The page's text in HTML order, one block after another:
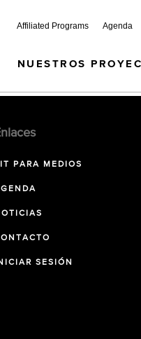
Affiliated Programs Agenda
NUESTROS
PARA MEDIOS
SESIÓN